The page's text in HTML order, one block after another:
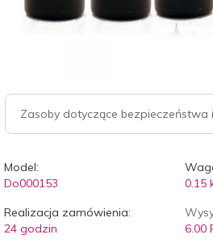
Zasoby dotyczące
Model:
Do000153
0.15
Realizacja zamówienia:
24 godzin
6.00